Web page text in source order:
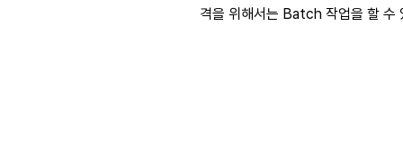
격을 위해서는 Batch 작업을 할 수